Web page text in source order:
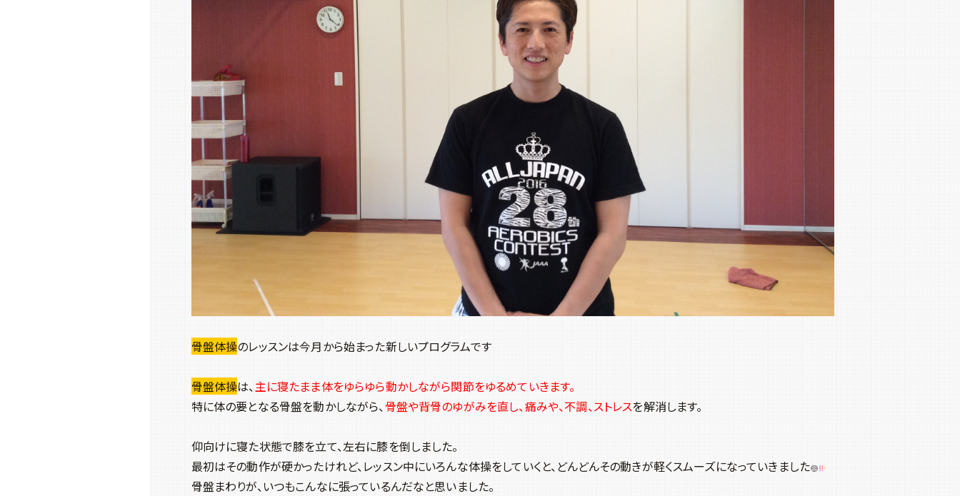
骨盤体操のレッスンは今月から始まった新しいプログラムです
骨盤体操は、主に寝たまま体をゆらゆら動かしながら関節をゆるめていきます。
特に体の要となる骨盤を動かしながら、骨盤や背骨のゆがみを直し、痛みや、不調、ストレスを解消します。
仰向けに寝た状態で膝を立て、左右に膝を倒しました。
最初はその動作が硬かったけれど、レッスン中にいろんな体操をしていくと、どんどんその動きが軽くスムーズになっていきました
骨盤まわりが、いつもこんなに張っているんだなと思いました。